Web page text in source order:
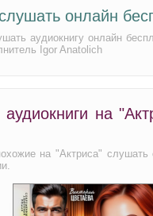
онлайн
аудиокнигу онлайн
Igor Anatolich
на
на "Актриса" слушать